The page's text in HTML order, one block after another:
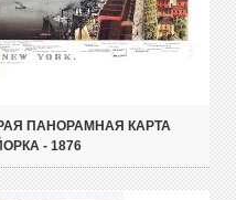
ПАНОРАМНАЯ КАРТА
- 1876